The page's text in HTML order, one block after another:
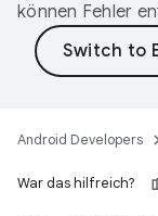
können Fehler
Android Developers
War das hilfreich?